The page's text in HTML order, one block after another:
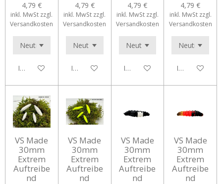
4,79 €
inkl. MwSt zzgl.
Versandkosten
In den Warenkorb
4,79 €
inkl. MwSt zzgl.
Versandkosten
In den Warenkorb
4,79 €
inkl. MwSt zzgl.
Versandkosten
In den Warenkorb
4,79 €
inkl. MwSt zzgl.
Versandkosten
In den
VS Made
30mm
Extrem
Auftreibe
nd
VS Made
30mm
Extrem
Auftreibe
nd
VS Made
30mm
Extrem
Auftreibe
nd
VS Made
30mm
Extrem
Auftreibe
nd